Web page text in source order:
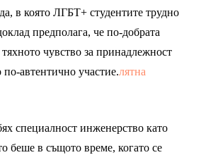
в която ЛГБТ+ студентите трудно
предполага, че по-добрата
чувство за принадлежност
по-автентично участие.лятна
специалност инженерство като
беше в същото време, когато се